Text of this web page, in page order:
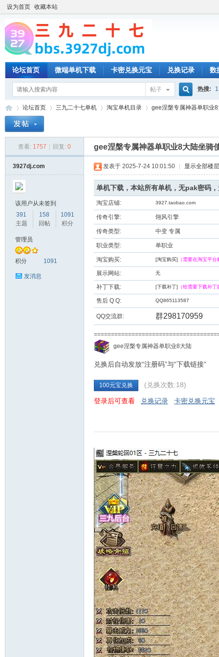
设为首页 收藏本站
论坛首页 微端单机下载 卡密兑换元宝 兑换记录 数
帖子
搜
索
热搜:
论坛首页 三九二十七单机
›
淘宝单机目录
›
gee涅槃专属神器单职业
查看: 1757 回复: 0 gee涅槃专属神器单职业8大陆坐骑
3927dj.com
该用户从未签到
391
主题
158
回帖
1091
积分
管理员
积分 1091
发消息
发表于 2025-7-24 10:01:50 显示全部楼层
单机下载，本站所有单机，无pak密码
淘宝店铺: 3927.taobao.com
传奇引擎: 翎风引擎
传奇类型: 中变 专属
职业类型: 单职业
淘宝购买: [淘宝购买] （需要在淘宝平
展示网站: 无
补丁下载: [下载补丁] （给需要下载补
售后 Q Q: QQ865113587
QQ交流群: 群298170959
gee涅槃专属神器单职业8大陆
兑换后自动发放“注册码”与“下载链接”
100元宝兑换 (兑换次数:18)
登录后可查看 兑换记录 卡密兑换元宝